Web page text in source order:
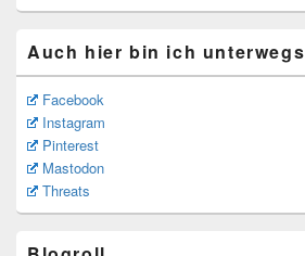
Auch hier bin ich unterwegs
Facebook
Instagram
Pinterest
Mastodon
Threats